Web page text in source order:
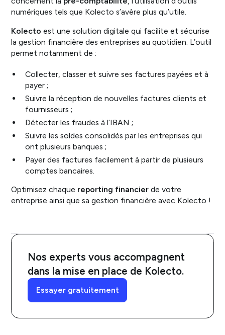
numériques tels que Kolecto s’avère plus qu’utile.
Kolecto est une solution digitale qui facilite et sécurise
la gestion financière des entreprises au quotidien. L’outil
permet notamment de :
Collecter, classer et suivre ses factures payées et à
payer ;
Suivre la réception de nouvelles factures clients et
fournisseurs ;
Détecter les fraudes à l’IBAN ;
Suivre les soldes consolidés par les entreprises qui
ont plusieurs banques ;
Payer des factures facilement à partir de plusieurs
comptes bancaires.
Optimisez chaque reporting financier de votre
entreprise ainsi que sa gestion financière avec Kolecto !
Nos experts vous accompagnent
dans la mise en place de Kolecto.
Essayer gratuitement